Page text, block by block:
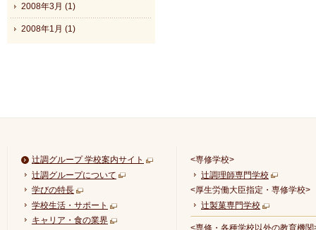
2008年3月 (1)
2008年1月 (1)
辻調グループ 学校案内サイト
辻調グループについて
学びの特長
学校生活・サポート
キャリア・食の業界
<専修学校>
辻調理師専門学校
<厚生労働大臣指定・専修学校>
辻製菓専門学校
<専修・各種学校以外の教育機関